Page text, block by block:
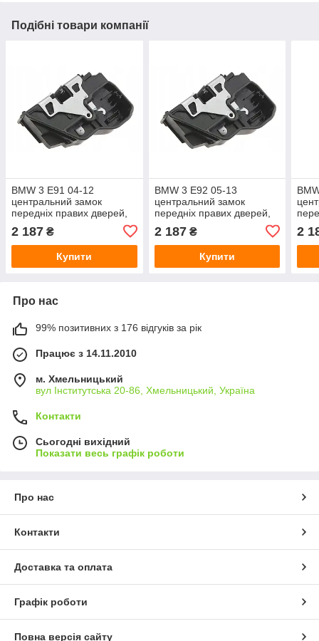
Подібні товари компанії
BMW 3 E91 04-12
центральний замок
передніх правих дверей,
2 187 ₴
Купити
BMW 3 E92 05-13
центральний замок
передніх правих дверей,
2 187₴
Купити
2
Про нас
99% позитивних з 176 відгуків за рік
Працює з 14.11.2010
м. Хмельницький
вул Інститутська 20-86, Хмельницький, Україна
Контакти
Сьогодні вихідний
Показати весь графік роботи
Про нас
Контакти
Доставка та оплата
Графік роботи
Повна версія сайту